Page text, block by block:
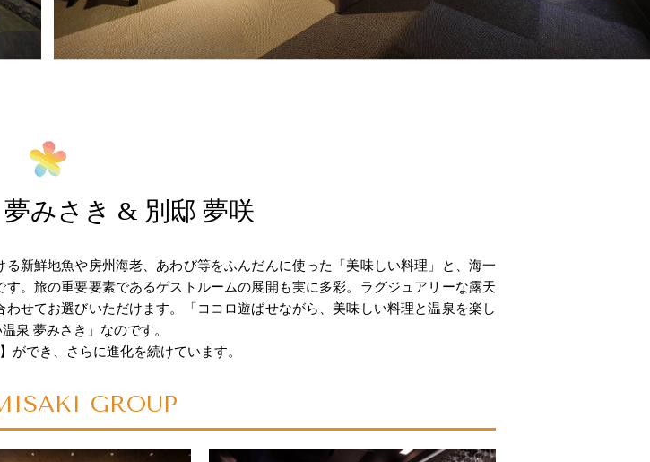
みさき & 別邸 夢咲
新鮮地魚や房州海老、あわび等をふんだんに使った「美味しい料理」と、海一
。旅の重要要素であるゲストルームの展開も実に多彩。ラグジュアリーな露天
せてお選びいただけます。「ココロ遊ばせながら、美味しい料理と温泉を楽し
泉 夢みさき」なのです。
ができ、さらに進化を続けています。
GROUP